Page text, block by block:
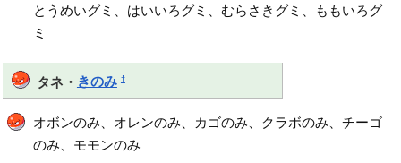
とうめいグミ、はいいろグミ、むらさきグミ、ももいろグ
ミ
タネ・ きのみ †
オボンのみ、オレンのみ、カゴのみ、クラボのみ、チーゴ
のみ、モモンのみ